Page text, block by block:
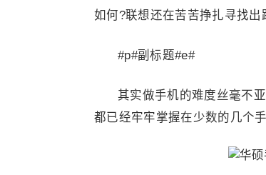
如何?联想还在苦苦挣扎寻找出
#p#副标题#e#
其实做手机的难度丝毫不
都已经牢牢掌握在少数的几个